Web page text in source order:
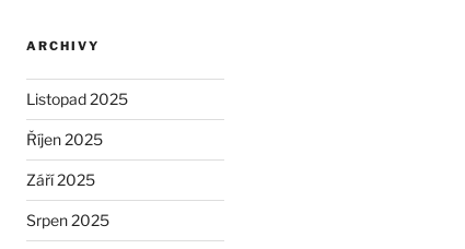
ARCHIVY
Listopad 2025
Říjen 2025
Září 2025
Srpen 2025